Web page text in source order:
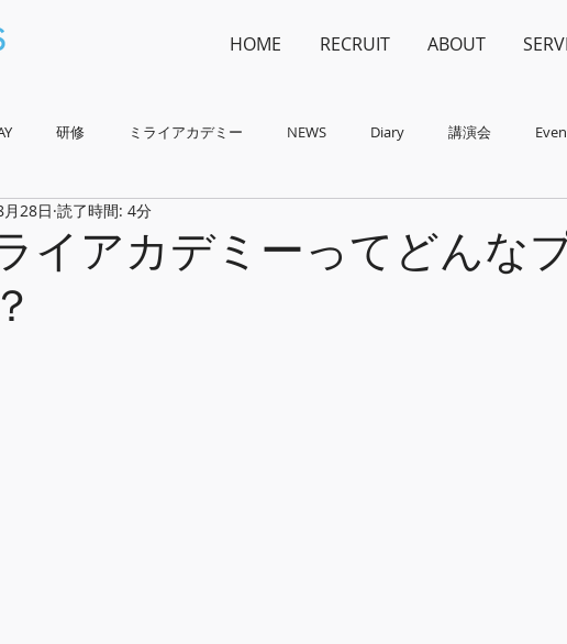
HOME RECRUIT ABOUT
研修 ミライアカデミー NEWS Diary 講演会
イアカデミーってどんな
28日 読了時間: 4分